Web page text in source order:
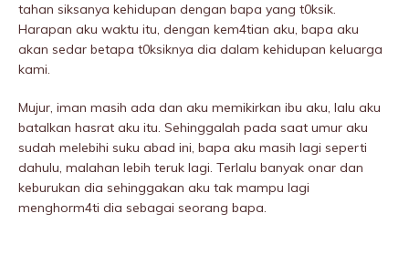
tahan siksanya kehidupan dengan bapa yang t0ksik.
Harapan aku waktu itu, dengan kem4tian aku, bapa aku
akan sedar betapa t0ksiknya dia dalam kehidupan keluarga
kami.
Mujur, iman masih ada dan aku memikirkan ibu aku, lalu aku
batalkan hasrat aku itu. Sehinggalah pada saat umur aku
sudah melebihi suku abad ini, bapa aku masih lagi seperti
dahulu, malahan lebih teruk lagi. Terlalu banyak onar dan
keburukan dia sehinggakan aku tak mampu lagi
menghorm4ti dia sebagai seorang bapa.